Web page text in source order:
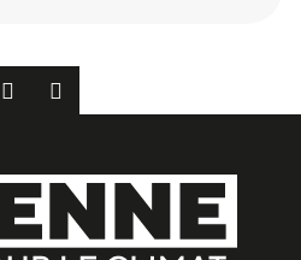
PRÉCÉDENT
SUIVANT